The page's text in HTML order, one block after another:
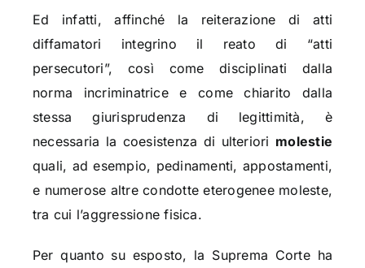
Ed infatti, affinché la reiterazione di atti
diffamatori integrino il reato di “atti
persecutori”, così come disciplinati dalla
norma incriminatrice e come chiarito dalla
stessa giurisprudenza di legittimità, è
necessaria la coesistenza di ulteriori molestie
quali, ad esempio, pedinamenti, appostamenti,
e numerose altre condotte eterogenee moleste,
tra cui l’aggressione fisica.
Per quanto su esposto, la Suprema Corte ha